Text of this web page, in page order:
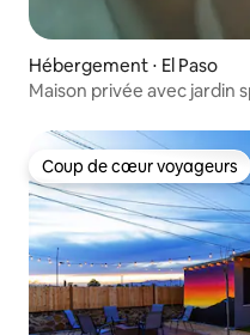
Hébergement ⋅ El Paso
Maison privée avec jardin
Coup de cœur voyageurs
Coup de cœur voyageurs